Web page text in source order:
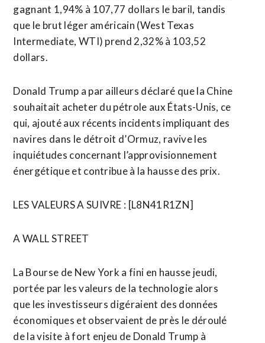
gagnant 1,94% à 107,77 ⁠dollars le baril, tandis
que le brut léger américain (West Texas
Intermediate, WTI) prend 2,32% à 103,52
dollars.
Donald Trump a par ailleurs déclaré que la Chine
souhaitait acheter du pétrole aux États-Unis, ce
qui, ajouté aux récents incidents impliquant des
navires dans le détroit d’Ormuz, ravive les
inquiétudes concernant l’approvisionnement
énergétique et contribue à la hausse des prix.
LES VALEURS A SUIVRE : [L8N41R1ZN]
A WALL STREET
La Bourse de New York a fini en hausse jeudi,
portée par les valeurs de la technologie alors
que les investisseurs digéraient des données
économiques et observaient de près le déroulé
de la visite à fort enjeu de Donald Trump à